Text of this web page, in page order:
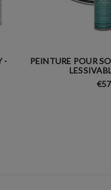
-
PEINTURE POUR